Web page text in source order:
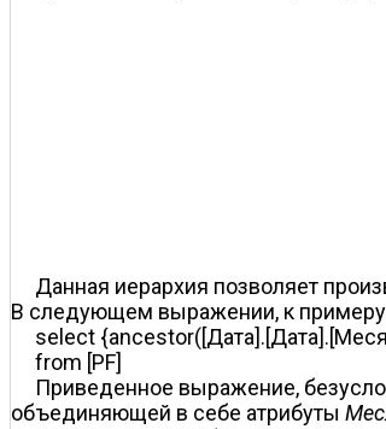
Данная иерархия позволяет
В следующем выражении, к примеру,
select
from [PF]
Приведенное выражение,
объединяющей в себе атрибуты